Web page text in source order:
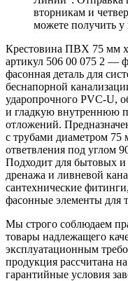
вторникам и
можете получить
Крестовина ПВХ 75 мм
артикул 506 00 075 2 —
фасонная деталь для
беснапорной
ударопрочного PVC-U,
и гладкую внутреннюю
отложений.
с трубами диаметром 75
ответвления под углом
Подходит для бытовых и
дренажа и ливневой
сантехнические
фасонные элементы для
Мы строго соблюдаем
товары надлежащего
эксплуатационным
продукция рассчитана
гарантийные условия